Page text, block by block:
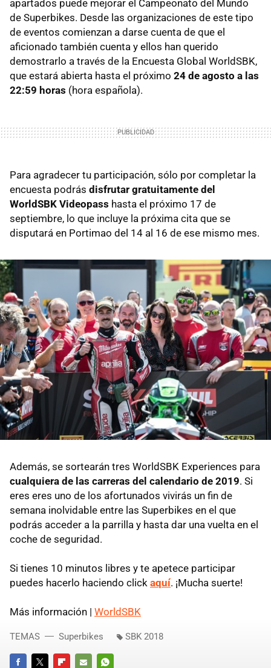
apartados puede mejorar el Campeonato del Mundo
de Superbikes. Desde las organizaciones de este tipo
de eventos comienzan a darse cuenta de que el
aficionado también cuenta y ellos han querido
demostrarlo a través de la Encuesta Global WorldSBK,
que estará abierta hasta el próximo 24 de agosto a las
22:59 horas (hora española).
Para agradecer tu participación, sólo por completar la
encuesta podrás disfrutar gratuitamente del
WorldSBK Videopass hasta el próximo 17 de
septiembre, lo que incluye la próxima cita que se
disputará en Portimao del 14 al 16 de ese mismo mes.
Además, se sortearán tres WorldSBK Experiences para
cualquiera de las carreras del calendario de 2019. Si
eres eres uno de los afortunados vivirás un fin de
semana inolvidable entre las Superbikes en el que
podrás acceder a la parrilla y hasta dar una vuelta en el
coche de seguridad.
Si tienes 10 minutos libres y te apetece participar
puedes hacerlo haciendo click aquí. ¡Mucha suerte!
Más información | WorldSBK
TEMAS Superbikes SBK 2018